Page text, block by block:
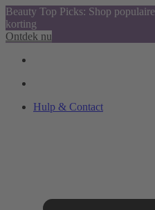
Beauty Top Picks: Shop
korting
Ontdek nu
Hulp & Contact